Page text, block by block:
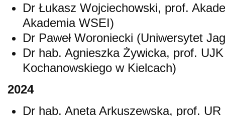
Dr Łukasz Wojciechowski, prof.
Akademia WSEI)
Dr Paweł Woroniecki (Uniwersytet
Dr hab. Agnieszka Żywicka, prof.
Kochanowskiego w Kielcach)
2024
Dr hab. Aneta Arkuszewska, prof.